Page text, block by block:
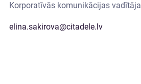
Korporatīvās komunikācijas vadītāja
elina.sakirova@citadele.lv